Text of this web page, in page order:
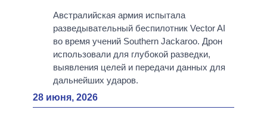
Австралийская армия испытала
разведывательный беспилотник Vector AI
во время учений Southern Jackaroo. Дрон
использовали для глубокой разведки,
выявления целей и передачи данных для
дальнейших ударов.
28 июня, 2026